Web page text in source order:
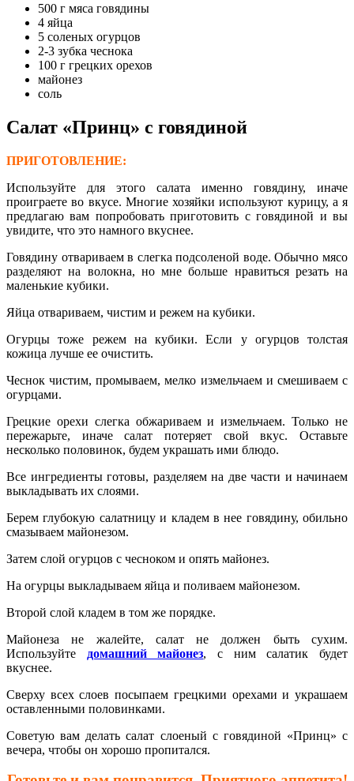
500 г мяса говядины
4 яйца
5 соленых огурцов
2-3 зубка чеснока
100 г грецких орехов
майонез
соль
Салат «Принц» с говядиной
ПРИГОТОВЛЕНИЕ:
Используйте для этого салата именно говядину, иначе
проиграете во вкусе. Многие хозяйки используют курицу, а я
предлагаю вам попробовать приготовить с говядиной и вы
увидите, что это намного вкуснее.
Говядину отвариваем в слегка подсоленой воде. Обычно мясо
разделяют на волокна, но мне больше нравиться резать на
маленькие кубики.
Яйца отвариваем, чистим и режем на кубики.
Огурцы тоже режем на кубики. Если у огурцов толстая
кожица лучше ее очистить.
Чеснок чистим, промываем, мелко измельчаем и смешиваем с
огурцами.
Грецкие орехи слегка обжариваем и измельчаем. Только не
пережарьте, иначе салат потеряет свой вкус. Оставьте
несколько половинок, будем украшать ими блюдо.
Все ингредиенты готовы, разделяем на две части и начинаем
выкладывать их слоями.
Берем глубокую салатницу и кладем в нее говядину, обильно
смазываем майонезом.
Затем слой огурцов с чесноком и опять майонез.
На огурцы выкладываем яйца и поливаем майонезом.
Второй слой кладем в том же порядке.
Майонеза не жалейте, салат не должен быть сухим.
Используйте домашний майонез, с ним салатик будет
вкуснее.
Сверху всех слоев посыпаем грецкими орехами и украшаем
оставленными половинками.
Советую вам делать салат слоеный с говядиной «Принц» с
вечера, чтобы он хорошо пропитался.